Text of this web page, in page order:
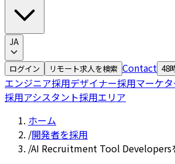
JA
ログイン リモート求人を検索 Contact 48
エンジニア採用デザイナー採用マーケ
採用アシスタント採用エリア
ホーム
/開発者を採用
/AI Recruitment Tool Developers